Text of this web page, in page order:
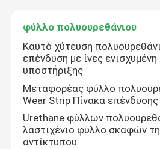
Καθαριστής ζωνών
φύλλο πολυουρεθάνιου
Καυτό χύτευση
επένδυση με ίνες
υποστήριξης
Μεταφορέας φύλλο
Wear Strip Πίνακα
Urethane φύλλων
λαστιχένιο φύλλο σκαφών
αντίκτυπου